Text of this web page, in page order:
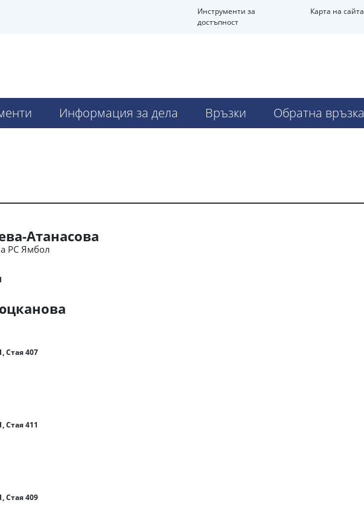
Инструменти за
достъпност
Карта на сайта
Информация за дела Връзки Обратна връзка
Атанасова
РС Ямбол
Стая 407
Стая 411
Стая 409